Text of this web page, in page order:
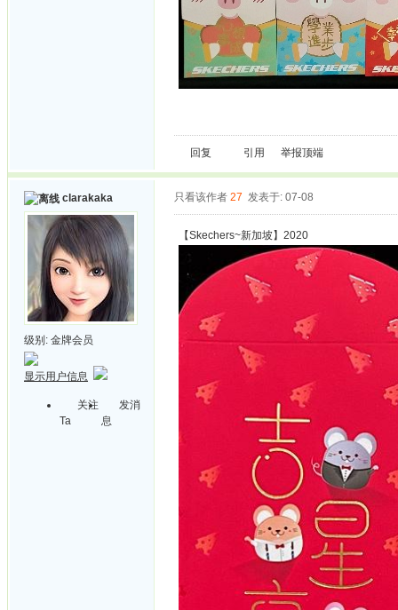
回复 引用 举报顶端
clarakaka
级别: 金牌会员
显示用户信息
关注
Ta
发消
息
只看该作者 27 发表于: 07-08
【Skechers~新加坡】2020